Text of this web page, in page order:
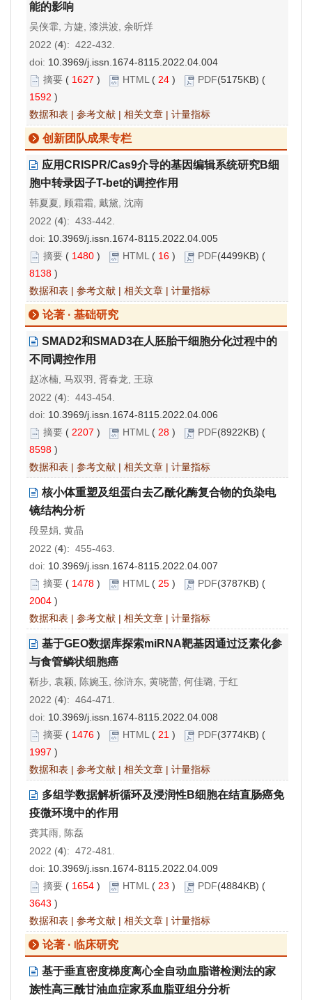
能的影响
吴侠霏, 方婕, 漆洪波, 余昕烊
2022 (4): 422-432.
doi: 10.3969/j.issn.1674-8115.2022.04.004
摘要 ( 1627 ) HTML( 24 ) PDF(5175KB) (
1592 )
数据和表 | 参考文献 | 相关文章 | 计量指标
创新团队成果专栏
应用CRISPR/Cas9介导的基因编辑系统研究B细
胞中转录因子T-bet的调控作用
韩夏夏, 顾霜霜, 戴黛, 沈南
2022 (4): 433-442.
doi: 10.3969/j.issn.1674-8115.2022.04.005
摘要 ( 1480 ) HTML( 16 ) PDF(4499KB) (
8138 )
数据和表 | 参考文献 | 相关文章 | 计量指标
论著 · 基础研究
SMAD2和SMAD3在人胚胎干细胞分化过程中的
不同调控作用
赵冰楠, 马双羽, 胥春龙, 王琼
2022 (4): 443-454.
doi: 10.3969/j.issn.1674-8115.2022.04.006
摘要 ( 2207 ) HTML( 28 ) PDF(8922KB) (
8598 )
数据和表 | 参考文献 | 相关文章 | 计量指标
核小体重塑及组蛋白去乙酰化酶复合物的负染电
镜结构分析
段昱娟, 黄晶
2022 (4): 455-463.
doi: 10.3969/j.issn.1674-8115.2022.04.007
摘要 ( 1478 ) HTML( 25 ) PDF(3787KB) (
2004 )
数据和表 | 参考文献 | 相关文章 | 计量指标
基于GEO数据库探索miRNA靶基因通过泛素化参
与食管鳞状细胞癌
靳步, 袁颖, 陈婉玉, 徐浒东, 黄晓蕾, 何佳璐, 于红
2022 (4): 464-471.
doi: 10.3969/j.issn.1674-8115.2022.04.008
摘要 ( 1476 ) HTML( 21 ) PDF(3774KB) (
1997 )
数据和表 | 参考文献 | 相关文章 | 计量指标
多组学数据解析循环及浸润性B细胞在结直肠癌免
疫微环境中的作用
龚其雨, 陈磊
2022 (4): 472-481.
doi: 10.3969/j.issn.1674-8115.2022.04.009
摘要 ( 1654 ) HTML( 23 ) PDF(4884KB) (
3643 )
数据和表 | 参考文献 | 相关文章 | 计量指标
论著 · 临床研究
基于垂直密度梯度离心全自动血脂谱检测法的家
族性高三酰甘油血症家系血脂亚组分分析